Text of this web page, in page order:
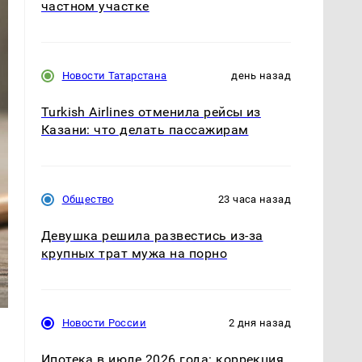
частном участке
Новости Татарстана день назад
Turkish Airlines отменила рейсы из
Казани: что делать пассажирам
Общество 23 часа назад
Девушка решила развестись из-за
крупных трат мужа на порно
Новости России 2 дня назад